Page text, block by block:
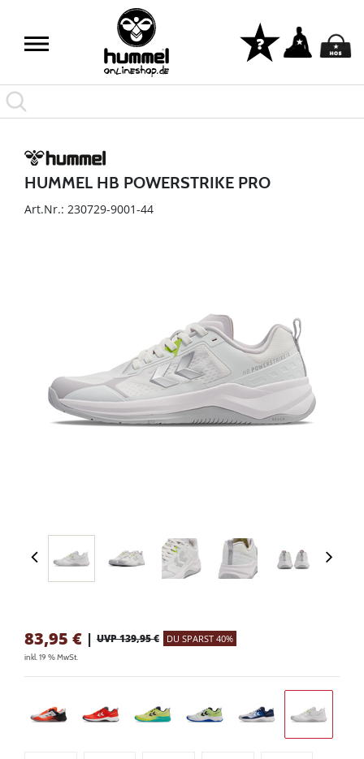
HUMMEL HB POWERSTRIKE PRO
Art.Nr.: 230729-9001-44
83,95 € | UVP 139,95 € DU SPARST 40%
inkl. 19 % MwSt.